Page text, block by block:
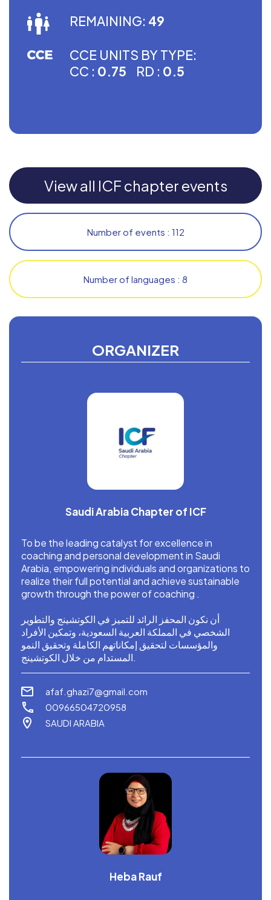
ORGANIZER
Saudi Arabia Chapter of ICF
To be the leading catalyst for excellence in
coaching and personal development in Saudi
Arabia, empowering individuals and organizations to
realize their full potential and achieve sustainable
growth through the power of coaching .
أن نكون المحفز الرائد للتميز في الكوتشينج والتطوير
الشخصي في المملكة العربية السعودية، وتمكين الأفراد
والمؤسسات لتحقيق إمكاناتهم الكاملة وتحقيق النمو
المستدام من خلال الكوتشينج.
afaf.ghazi7@gmail.com
00966504720958
SAUDI ARABIA
Heba Rauf
REMAINING: 49
CCE UNITS BY TYPE:
CC : 0.75 RD : 0.5
View all ICF chapter events
Number of events : 112
Number of languages : 8